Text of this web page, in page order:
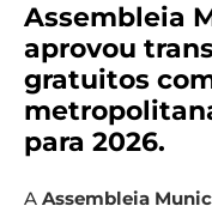
Assembleia
aprovou
gratuitos
para 2026.
A Assembleia